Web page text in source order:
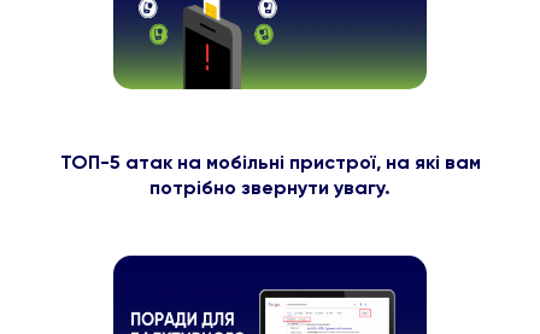
ТОП-5 атак на мобільні пристрої, на які вам
потрібно звернути увагу.